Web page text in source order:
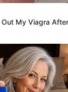
My Viagra